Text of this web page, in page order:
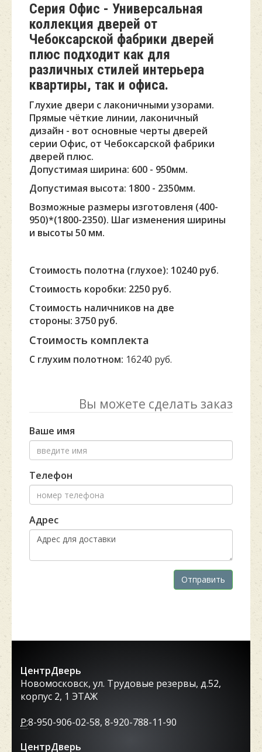
Серия Офис - Универсальная
коллекция дверей от
Чебоксарской фабрики дверей
плюс подходит как для
различных стилей интерьера
квартиры, так и офиса.
Глухие двери с лаконичными узорами.
Прямые чёткие линии, лаконичный
дизайн - вот основные черты дверей
серии Офис, от Чебоксарской фабрики
дверей плюс.
Допустимая ширина: 600 - 950мм.
Допустимая высота: 1800 - 2350мм.
Возможные размеры изготовленя (400-
950)*(1800-2350). Шаг изменения ширины
и высоты 50 мм.
Стоимость полотна (глухое): 10240 руб.
Стоимость коробки: 2250 руб.
Стоимость наличников на две
стороны: 3750 руб.
Стоимость комплекта
С глухим полотном: 16240 руб.
Вы можете сделать заказ
Ваше имя
Телефон
Адрес
Отправить
ЦентрДверь
Новомосковск, ул. Трудовые резервы, д.52,
корпус 2, 1 ЭТАЖ
P:8-950-906-02-58, 8-920-788-11-90
ЦентрДверь